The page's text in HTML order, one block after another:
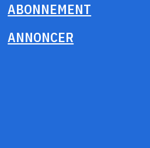
ABONNEMENT
ANNONCER